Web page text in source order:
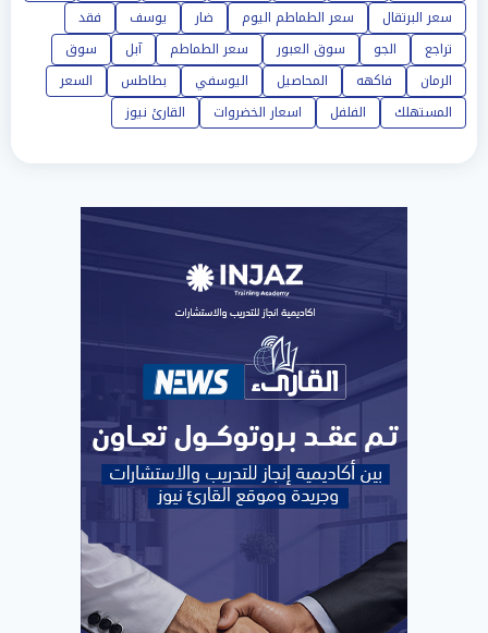
سعر البرتقال
سعر الطماطم اليوم ضار يوسف
فقد
تراجع
الجو سوق العبور سعر الطماطم آبل
سوق
الرمان
فاكهه المحاصيل اليوسفي بطاطس
السعر
المستهلك
الفلفل اسعار الخضروات القارئ نيوز